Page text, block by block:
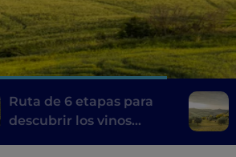
Ruta de 6 etapas para
descubrir los vinos